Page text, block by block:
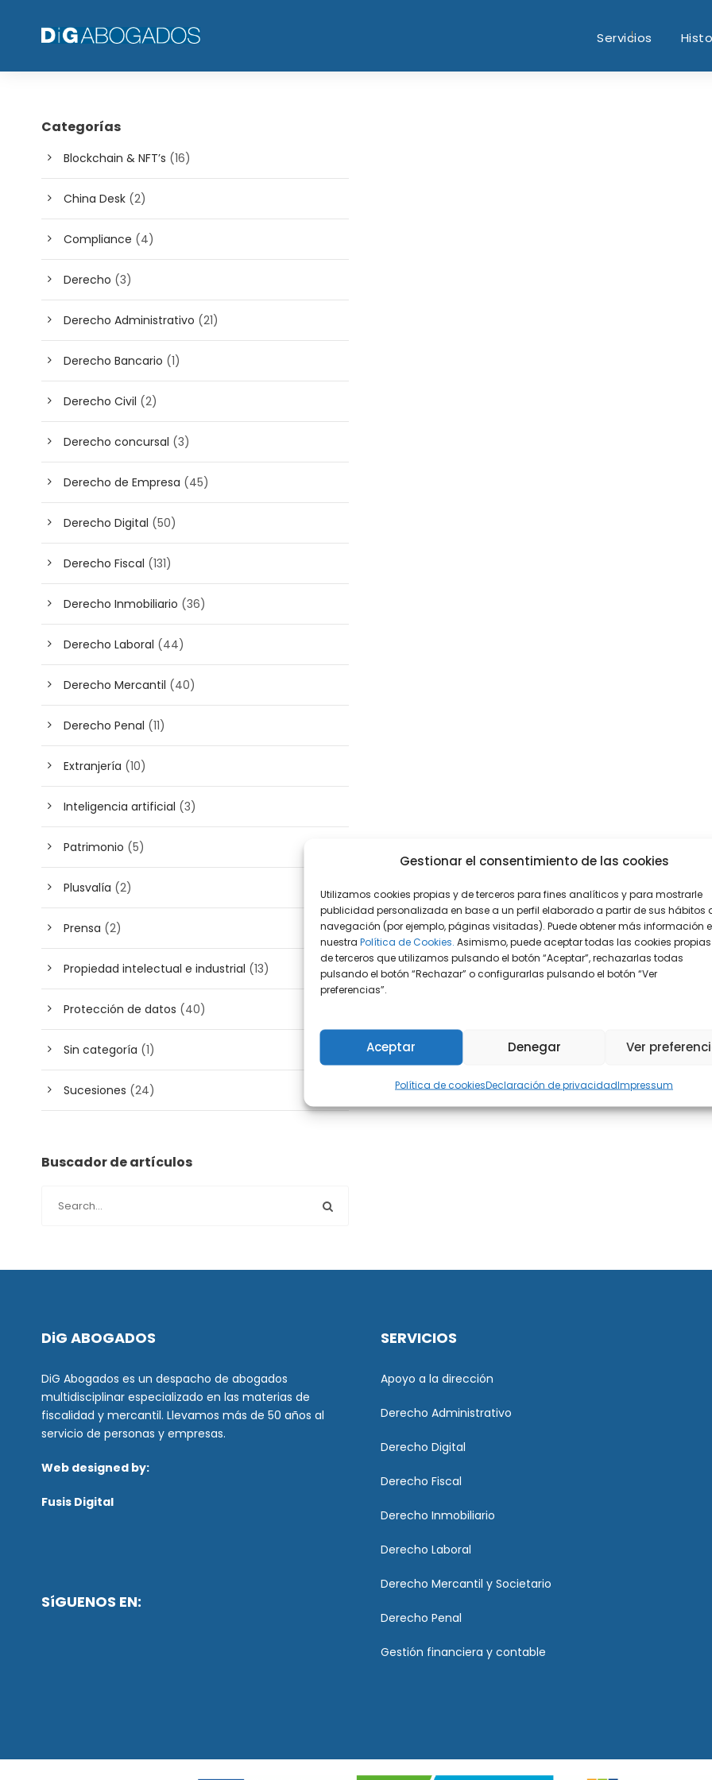
Gestionar el consentimiento de las cookies
Utilizamos cookies propias y de terceros para fines analíticos y para mostrarle
publicidad personalizada en base a un perfil elaborado a partir de sus hábitos
navegación (por ejemplo, páginas visitadas). Puede obtener más información
nuestra Política de Cookies. Asimismo, puede aceptar todas las cookies
de terceros que utilizamos pulsando el botón “Aceptar”, rechazarlas todas
pulsando el botón “Rechazar” o configurarlas pulsando el botón “Ver
preferencias”.
Aceptar Denegar Ver
Política de cookiesDeclaración de privacidadImpressum
Servicios
Categorías
Blockchain & NFT’s (16)
China Desk (2)
Compliance (4)
Derecho (3)
Derecho Administrativo (21)
Derecho Bancario (1)
Derecho Civil (2)
Derecho concursal (3)
Derecho de Empresa (45)
Derecho Digital (50)
Derecho Fiscal (131)
Derecho Inmobiliario (36)
Derecho Laboral (44)
Derecho Mercantil (40)
Derecho Penal (11)
Extranjería (10)
Inteligencia artificial (3)
Patrimonio (5)
Plusvalía (2)
Prensa (2)
Propiedad intelectual e industrial (13)
Protección de datos (40)
Sin categoría (1)
Sucesiones (24)
Buscador de artículos
DiG ABOGADOS
DiG Abogados es un despacho de abogados
multidisciplinar especializado en las materias de
fiscalidad y mercantil. Llevamos más de 50 años al
servicio de personas y empresas.
Web designed by:
Fusis Digital
SíGUENOS EN:
SERVICIOS
Apoyo a la dirección
Derecho Administrativo
Derecho Digital
Derecho Fiscal
Derecho Inmobiliario
Derecho Laboral
Derecho Mercantil y Societario
Derecho Penal
Gestión financiera y contable